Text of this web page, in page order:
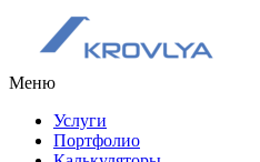
Меню
Услуги
Портфолио